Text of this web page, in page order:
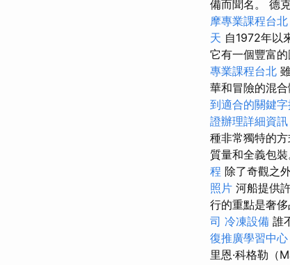
備而聞名。 德
摩專業課程台北
天 自1972年以
它有一個豐富
專業課程台北
華和冒險的混
到適合的關鍵
證辦理詳細資訊
種非常獨特的方
質量和全義包
程 除了奇觀之
照片 河船提供
行的重點是奢
司 冷凍設備 誰
復推廣學習中心
里恩·科格勒（